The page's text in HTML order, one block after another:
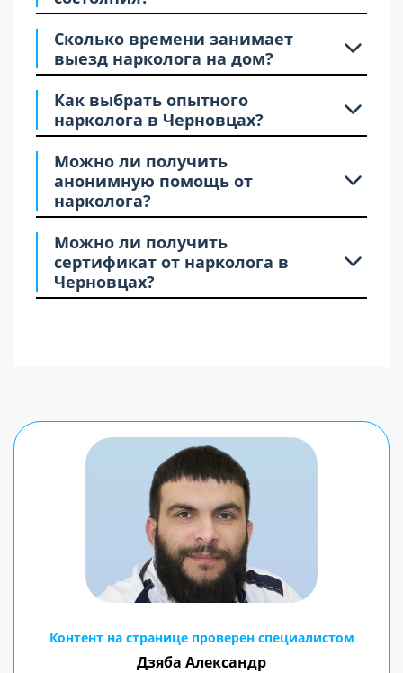
Сколько времени занимает
выезд нарколога на дом?
Как выбрать опытного
нарколога в Черновцах?
Можно ли получить
анонимную помощь от
нарколога?
Можно ли получить
сертификат от нарколога в
Черновцах?
Контент на странице проверен специалистом
Дзяба Александр